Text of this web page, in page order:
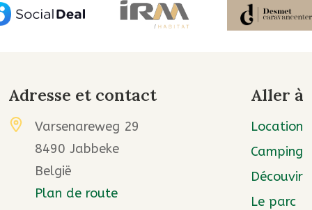
Adresse et contact
Varsenareweg 29
8490 Jabbeke
België
Plan de route
Aller à
Location
Camping
Découvir
Le parc